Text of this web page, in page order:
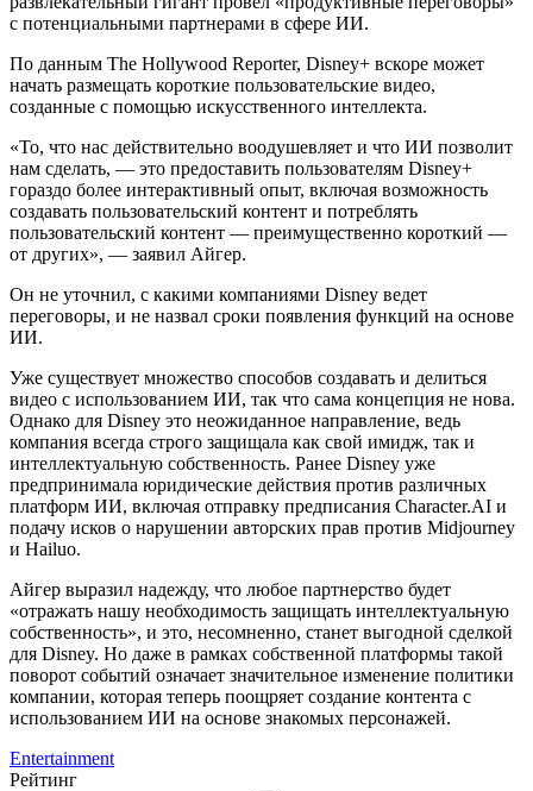
с потенциальными партнерами в сфере ИИ.
По данным The Hollywood Reporter, Disney+ вскоре может
начать размещать короткие пользовательские видео,
созданные с помощью искусственного интеллекта.
«То, что нас действительно воодушевляет и что ИИ позволит
нам сделать, — это предоставить пользователям Disney+
гораздо более интерактивный опыт, включая возможность
создавать пользовательский контент и потреблять
пользовательский контент — преимущественно короткий —
от других», — заявил Айгер.
Он не уточнил, с какими компаниями Disney ведет
переговоры, и не назвал сроки появления функций на основе
ИИ.
Уже существует множество способов создавать и делиться
видео с использованием ИИ, так что сама концепция не нова.
Однако для Disney это неожиданное направление, ведь
компания всегда строго защищала как свой имидж, так и
интеллектуальную собственность. Ранее Disney уже
предпринимала юридические действия против различных
платформ ИИ, включая отправку предписания Character.AI и
подачу исков о нарушении авторских прав против Midjourney
и Hailuo.
Айгер выразил надежду, что любое партнерство будет
«отражать нашу необходимость защищать интеллектуальную
собственность», и это, несомненно, станет выгодной сделкой
для Disney. Но даже в рамках собственной платформы такой
поворот событий означает значительное изменение политики
компании, которая теперь поощряет создание контента с
использованием ИИ на основе знакомых персонажей.
Entertainment
Рейтинг